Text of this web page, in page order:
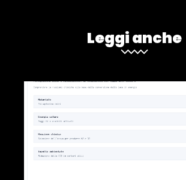
Leggi anche